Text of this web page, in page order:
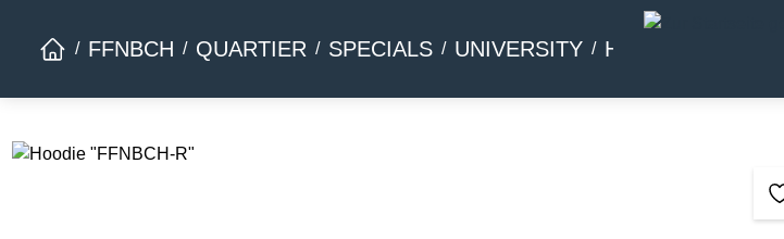
FFNBCH QUARTIER SPECIALS UNIVERSITY HOMMAGE
Bildergalerie überspringen